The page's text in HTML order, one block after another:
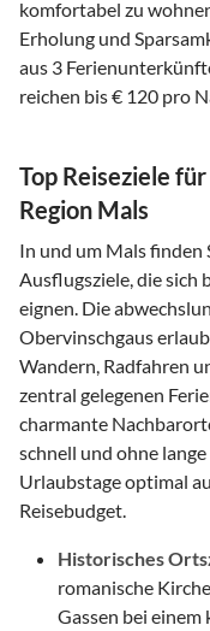
komfortabel zu
Erholung und
aus 3
reichen bis € 120 pro
Top Reiseziele
Region Mals
In und um Mals finden
Ausflugsziele, die sich
eignen. Die
Obervinschgaus
Wandern, Radfahren
zentral gelegenen
charmante
schnell und ohne
Urlaubstage optimal
Reisebudget.
Historisches
romanische
Gassen bei einem